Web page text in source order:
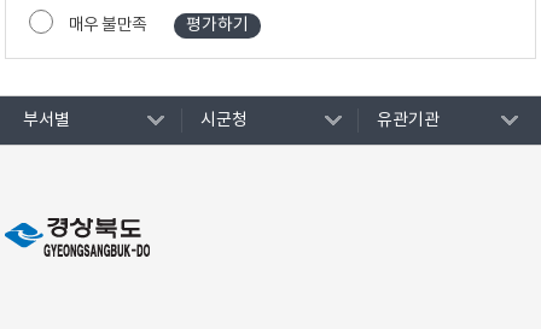
매우 불만족
부서별 시군청 유관기관